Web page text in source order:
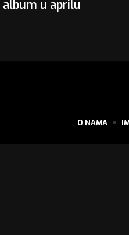
album u aprilu
O NAMA